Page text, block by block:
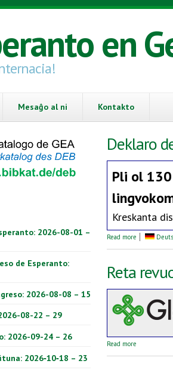
en
Mesaĝo al ni Kontakto
2026-08-01 –
de Esperanto:
2026-08-08 – 15
08-22 – 29
2026-09-24 – 26
2026‑10‑18 – 23
Deklaro
Pli ol
Kreskanta
Read more about
Reta
Read more